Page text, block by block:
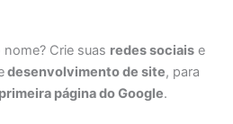
Crie suas redes sociais e
desenvolvimento de site, para
primeira página do Google.